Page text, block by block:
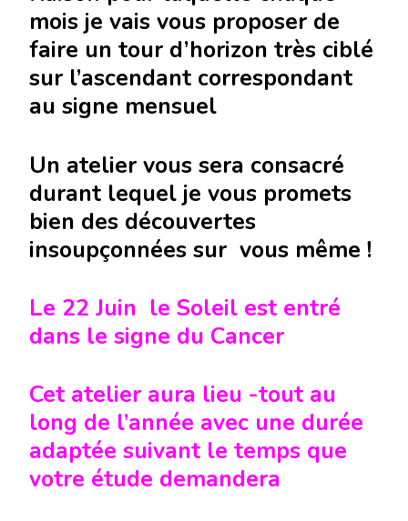
mois je vais vous proposer de
faire un tour d’horizon très ciblé
sur l’ascendant correspondant
au signe mensuel
Un atelier vous sera consacré
durant lequel je vous promets
bien des découvertes
insoupçonnées sur vous même !
Le 22 Juin le Soleil est entré
dans le signe du Cancer
Cet atelier aura lieu -tout au
long de l’année avec une durée
adaptée suivant le temps que
votre étude demandera